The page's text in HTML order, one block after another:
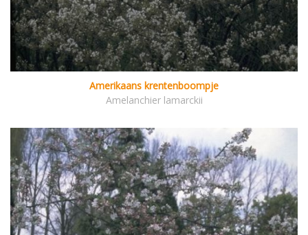
Amerikaans krentenboompje
Amelanchier lamarckii